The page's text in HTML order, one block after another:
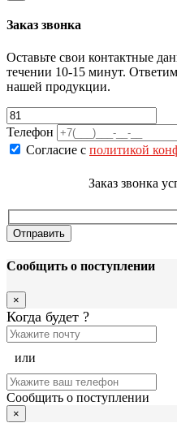
Заказ звонка
Оставьте свои контактные
течении 10-15 минут.
нашей продукции.
Телефон
Согласие с политикой
Заказ звонка
Сообщить о поступлении
×
Когда будет ?
или
Сообщить о поступлении
×